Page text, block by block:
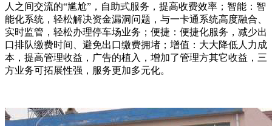
人之间交流的“尴尬”，自助式服务，提高收费效率；智能：智
能化系统，轻松解决资金漏洞问题，与一卡通系统高度融合、
实时监管，轻松办理停车场业务；便捷：便捷化服务，减少出
口排队缴费时间、避免出口缴费拥堵；增值：大大降低人力成
本，提高管理收益，广告的植入，增加了管理方其它收益，三
方业务可拓展性强，服务更加多元化。